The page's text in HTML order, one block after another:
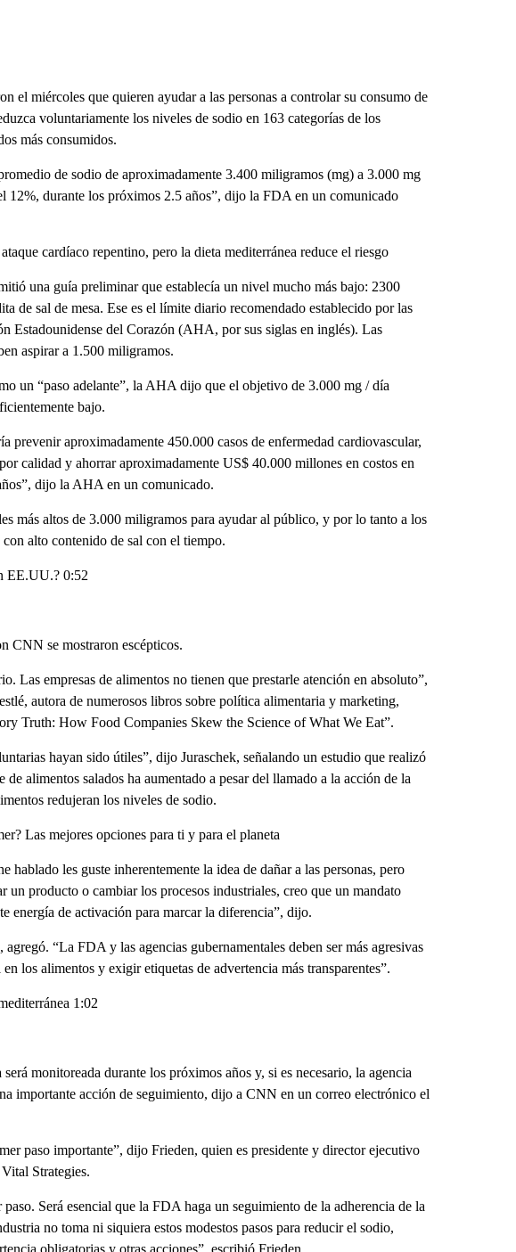
el miércoles que quieren ayudar a las personas a controlar su consumo de
voluntariamente los niveles de sodio en 163 categorías de los
más consumidos.
de sodio de aproximadamente 3.400 miligramos (mg) a 3.000 mg
12%, durante los próximos 2.5 años”, dijo la FDA en un comunicado
cardíaco repentino, pero la dieta mediterránea reduce el riesgo
una guía preliminar que establecía un nivel mucho más bajo: 2300
de sal de mesa. Ese es el límite diario recomendado establecido por las
Estadounidense del Corazón (AHA, por sus siglas en inglés). Las
aspirar a 1.500 miligramos.
un “paso adelante”, la AHA dijo que el objetivo de 3.000 mg / día
bajo.
prevenir aproximadamente 450.000 casos de enfermedad cardiovascular,
calidad y ahorrar aproximadamente US$ 40.000 millones en costos en
dijo la AHA en un comunicado.
más altos de 3.000 miligramos para ayudar al público, y por lo tanto a los
alto contenido de sal con el tiempo.
EE.UU.? 0:52
CNN se mostraron escépticos.
Las empresas de alimentos no tienen que prestarle atención en absoluto”,
autora de numerosos libros sobre política alimentaria y marketing,
Truth: How Food Companies Skew the Science of What We Eat”.
hayan sido útiles”, dijo Juraschek, señalando un estudio que realizó
de alimentos salados ha aumentado a pesar del llamado a la acción de la
redujeran los niveles de sodio.
Las mejores opciones para ti y para el planeta
hablado les guste inherentemente la idea de dañar a las personas, pero
un producto o cambiar los procesos industriales, creo que un mandato
energía de activación para marcar la diferencia”, dijo.
“La FDA y las agencias gubernamentales deben ser más agresivas
los alimentos y exigir etiquetas de advertencia más transparentes”.
1:02
monitoreada durante los próximos años y, si es necesario, la agencia
importante acción de seguimiento, dijo a CNN en un correo electrónico el
paso importante”, dijo Frieden, quien es presidente y director ejecutivo
Strategies.
Será esencial que la FDA haga un seguimiento de la adherencia de la
no toma ni siquiera estos modestos pasos para reducir el sodio,
obligatorias y otras acciones”, escribió Frieden.